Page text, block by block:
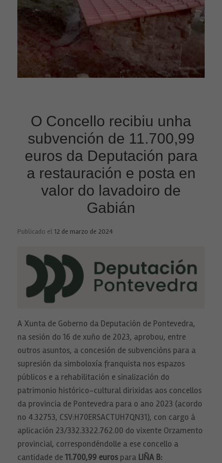
O Concello recibiu unha
subvención de 11.700,99
euros da Deputación para
a restauración e posta en
valor do lavadoiro de
Gabián
Publicado el 12 de marzo de 2024
A Xunta de Goberno da Deputación de Pontevedra,
na sesión do 16 de xuño de 2023, aprobou, entre
outros asuntos, a concesión de subvencións para a
supresión da simboloxía franquista nos espazos
públicos e a rehabilitación e sinalización do
patrimonio histórico-cultural dirixidas aos concellos
da provincia de Pontevedra para o ano 2023 (acordo
no 4.32753, CSV:H70ERSACTUH7QN31), con cargo á
aplicación 23/332.3322.762.00 do vixente Orzamento
provincial, correspondéndolle a ese concello a
cantidade de11.700,99 euros para LIÑA B: